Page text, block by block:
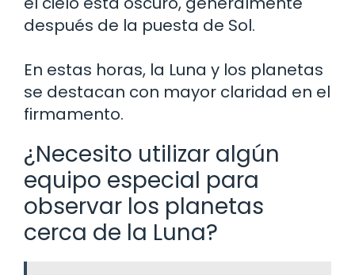
después de la puesta de Sol.
En estas horas, la Luna y los planetas
se destacan con mayor claridad en el
firmamento.
¿Necesito utilizar algún
equipo especial para
observar los planetas
cerca de la Luna?